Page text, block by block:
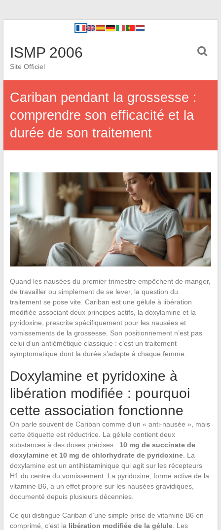
ISMP 2006
Site Officiel
Cariban pendant la grossesse :
comprendre son efficacité et la
durée de son traitement
Quand les nausées du premier trimestre empêchent de manger,
de travailler ou simplement de se lever, la question du
traitement se pose vite. Cariban est une gélule à libération
modifiée associant deux principes actifs, la doxylamine et la
pyridoxine, prescrite spécifiquement pour les nausées et
vomissements de la grossesse. Son positionnement n’est pas
celui d’un antiémétique classique : c’est un traitement
symptomatique dont la durée s’adapte à chaque femme.
Doxylamine et pyridoxine à
libération modifiée : pourquoi
cette association fonctionne
On parle souvent de Cariban comme d’un « anti-nausée », mais
cette étiquette est réductrice. La gélule contient deux
substances à des doses précises : 10 mg de succinate de
doxylamine et 10 mg de chlorhydrate de pyridoxine. La
doxylamine est un antihistaminique qui agit sur les récepteurs
H1 du centre du vomissement. La pyridoxine, forme active de la
vitamine B6, a un effet propre sur les nausées gravidiques,
documenté depuis plusieurs décennies.
Ce qui distingue Cariban d’une simple prise de vitamine B6 en
comprimé, c’est la libération modifiée de la gélule. Les